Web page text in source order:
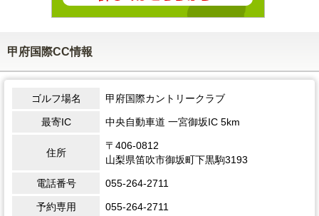
甲府国際CC情報
ゴルフ場名 甲府国際カントリークラブ
最寄IC 中央自動車道 一宮御坂IC 5km
住所
〒406-0812
山梨県笛吹市御坂町下黒駒3193
電話番号 055-264-2711
予約専用 055-264-2711